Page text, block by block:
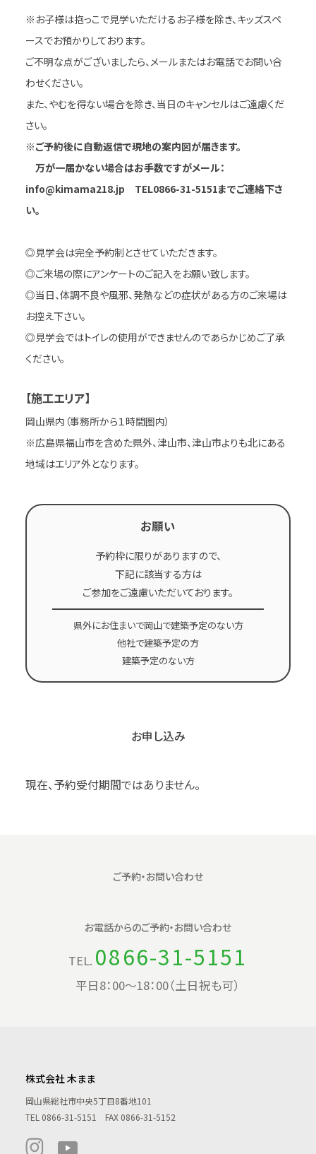
※お子様は抱っこで見学いただけるお子様を除き、キッズスペ
ースでお預かりしております。
ご不明な点がございましたら、メールまたはお電話でお問い合
わせください。
また、やむを得ない場合を除き、当日のキャンセルはご遠慮くだ
さい。
※ご予約後に自動返信で現地の案内図が届きます。
万が一届かない場合はお手数ですがメール：
info@kimama218.jp TEL0866-31-5151までご連絡下さ
い。
◎見学会は完全予約制とさせていただきます。
◎ご来場の際にアンケートのご記入をお願い致します。
◎当日、体調不良や風邪、発熱などの症状がある方のご来場は
お控え下さい。
◎見学会ではトイレの使用ができませんのであらかじめご了承
ください。
【施工エリア】
岡山県内（事務所から１時間圏内）
※広島県福山市を含めた県外、津山市、津山市よりも北にある
地域はエリア外となります。
お願い
予約枠に限りがありますので、
下記に該当する方は
ご参加をご遠慮いただいております。
県外にお住まいで岡山で建築予定のない方
他社で建築予定の方
建築予定のない方
お申し込み
現在、予約受付期間ではありません。
ご予約・お問い合わせ
お電話からのご予約・お問い合わせ
TEL. 0866-31-5151
平日8：00〜18：00（土日祝も可）
株式会社 木まま
岡山県総社市中央5丁目8番地101
TEL 0866-31-5151 FAX 0866-31-5152